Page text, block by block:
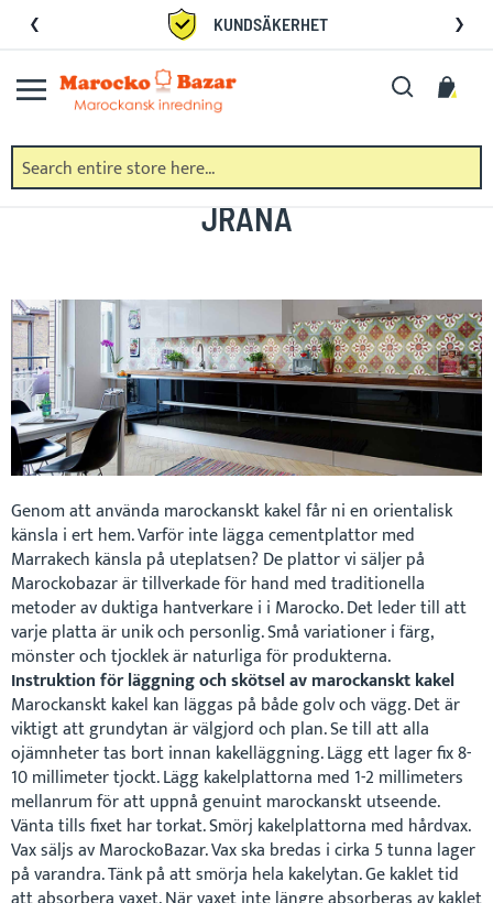
Skip
KUNDSÄKERHET
Search
JRANA
Genom att använda marockanskt kakel får ni en orientalisk
känsla i ert hem. Varför inte lägga cementplattor med
Marrakech känsla på uteplatsen? De plattor vi säljer på
Marockobazar är tillverkade för hand med traditionella
metoder av duktiga hantverkare i i Marocko. Det leder till att
varje platta är unik och personlig. Små variationer i färg,
mönster och tjocklek är naturliga för produkterna.
Instruktion för läggning och skötsel av marockanskt kakel
Marockanskt kakel kan läggas på både golv och vägg. Det är
viktigt att grundytan är välgjord och plan. Se till att alla
ojämnheter tas bort innan kakelläggning. Lägg ett lager fix 8-
10 millimeter tjockt. Lägg kakelplattorna med 1-2 millimeters
mellanrum för att uppnå genuint marockanskt utseende.
Vänta tills fixet har torkat. Smörj kakelplattorna med hårdvax.
Vax säljs av MarockoBazar. Vax ska bredas i cirka 5 tunna lager
på varandra. Tänk på att smörja hela kakelytan. Ge kaklet tid